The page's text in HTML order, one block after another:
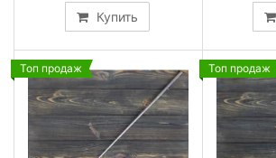
Купить
Топ продаж Топ продаж